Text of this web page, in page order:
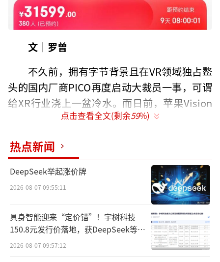
文｜罗曾
不久前，拥有字节背景且在VR领域独占鳌
头的国内厂商PICO再度启动大裁员一事，可谓
给XR行业浇上一盆冷水。而日前，苹果Vision
Pro新进展的披露，再度将这个行业掀起波澜。
12月12日，据界面新闻，苹果供应链方面
称，因为OLEDoS显示屏的产能瓶颈被中国内
地公司突破并进入一供，目前供应链已经做好
了年产100万台的准备。
而此前，报道曾提到，苹果Vision Pro于1
2月量产，明年1月将正式在北美发售，彼时，
中国内地供应链比例已经大幅提高到60%。现
点击查看全文(剩余59%)
热点新闻
DeepSeek举起涨价牌
2026-08-07 09:55:11
具身智能迎来“定价锚”！宇树科技
150.8元发行价落地，获DeepSeek等豪
华战配加持
2026-08-07 09:57:12